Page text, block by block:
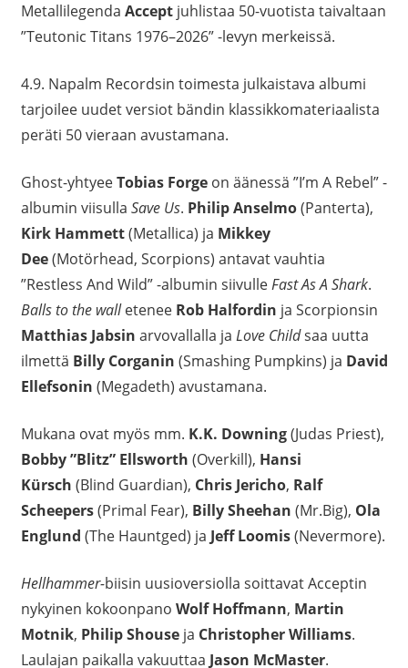
Metallilegenda Accept juhlistaa 50-vuotista taivaltaan
”Teutonic Titans 1976–2026” -levyn merkeissä.
4.9. Napalm Recordsin toimesta julkaistava albumi
tarjoilee uudet versiot bändin klassikkomateriaalista
peräti 50 vieraan avustamana.
Ghost-yhtyeeTobias Forgeon äänessä ”I’m A Rebel” -
albumin viisulla Save Us. Philip Anselmo(Panterta),
Kirk Hammett(Metallica) ja Mikkey
Dee(Motörhead, Scorpions) antavat vauhtia
”Restless And Wild” -albumin siivulleFast As A Shark.
Balls to the walletenee Rob Halfordin ja Scorpionsin
Matthias Jabsin arvovallalla ja Love Child saa uutta
ilmettä Billy Corganin (Smashing Pumpkins) ja David
Ellefsonin (Megadeth) avustamana.
Mukana ovat myös mm. K.K. Downing(Judas Priest),
Bobby ”Blitz” Ellsworth (Overkill), Hansi
Kürsch (Blind Guardian), Chris Jericho, Ralf
Scheepers(Primal Fear), Billy Sheehan (Mr.Big), Ola
Englund (The Hauntged) ja Jeff Loomis(Nevermore).
Hellhammer-biisin uusioversiolla soittavat Acceptin
nykyinen kokoonpano Wolf Hoffmann, Martin
Motnik, Philip Shouseja Christopher Williams.
Laulajan paikalla vakuuttaa Jason McMaster.